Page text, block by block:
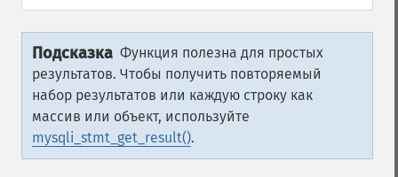
Подсказка Функция полезна для простых
результатов. Чтобы получить повторяемый
набор результатов или каждую строку как
массив или объект, используйте
mysqli_stmt_get_result().